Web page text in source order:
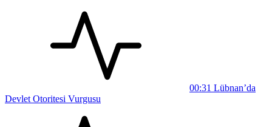
00:31 Lübnan’da
Devlet Otoritesi Vurgusu